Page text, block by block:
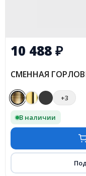
10 488₽
СМЕННАЯ
+3
В наличии